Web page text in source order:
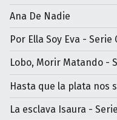
Ana De Nadie
Por Ella Soy Eva - Serie
Lobo, Morir Matando -
Hasta que la plata nos
La esclava Isaura -